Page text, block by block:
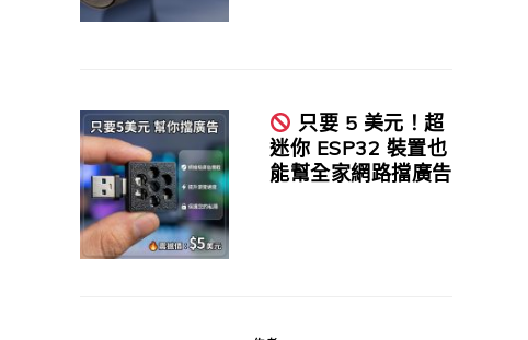
只要 5 美元！超
迷你 ESP32 裝置也
能幫全家網路擋廣告